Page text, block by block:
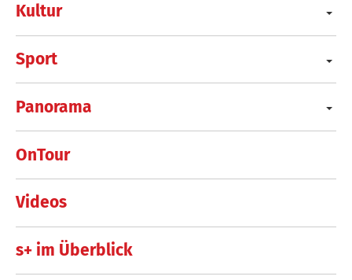
Kultur
Sport
Panorama
OnTour
Videos
s+ im Überblick